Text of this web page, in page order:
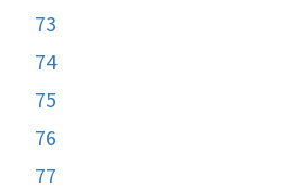
73
74
75
76
77